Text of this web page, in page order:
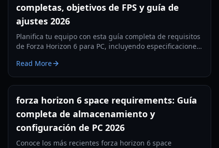
completas, objetivos de FPS y guía de
ajustes 2026
Planifica tu equipo con esta guía completa de requisitos
de Forza Horizon 6 para PC, incluyendo especificaciones
optimización para mejorar los FPS.
Read More
forza horizon 6 space requirements: Guía
completa de almacenamiento y
configuración de PC 2026
Conoce los más recientes forza horizon 6 space